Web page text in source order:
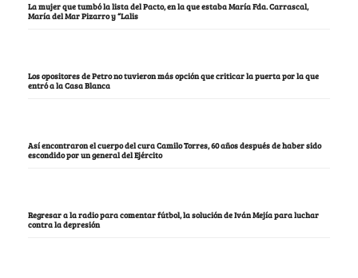
La mujer que tumbó la lista del Pacto, en la que estaba María Fda. Carrascal,
María del Mar Pizarro y “Lalis
Los opositores de Petro no tuvieron más opción que criticar la puerta por la que
entró a la Casa Blanca
Así encontraron el cuerpo del cura Camilo Torres, 60 años después de haber sido
escondido por un general del Ejército
Regresar a la radio para comentar fútbol, la solución de Iván Mejía para luchar
contra la depresión